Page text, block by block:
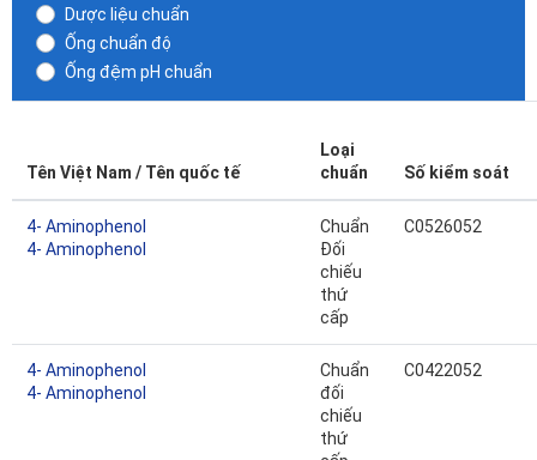
Dược liệu chuẩn
Ống chuẩn độ
Ống đệm pH chuẩn
Tên Việt Nam / Tên quốc tế
Loại
chuẩn
Số kiểm soát
4- Aminophenol
4- Aminophenol
Chuẩn
Đối
chiếu
thứ
cấp
C0526052
4- Aminophenol
4- Aminophenol
Chuẩn
đối
chiếu
thứ
C0422052